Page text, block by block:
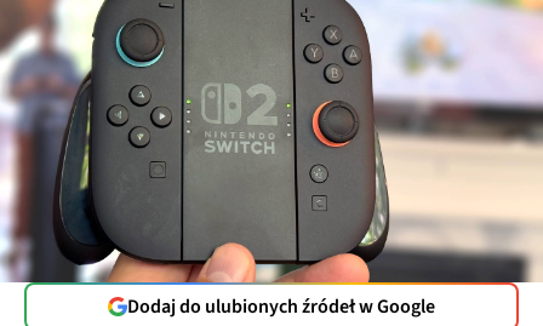
Dodaj do ulubionych źródeł w Google